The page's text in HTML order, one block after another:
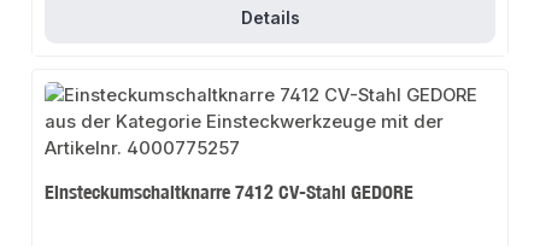
Details
Einsteckumschaltknarre 7412 CV-Stahl GEDORE